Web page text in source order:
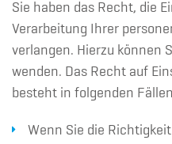
Sie haben das Recht, die
Verarbeitung Ihrer
verlangen. Hierzu können
wenden. Das Recht auf
besteht in folgenden
Wenn Sie die